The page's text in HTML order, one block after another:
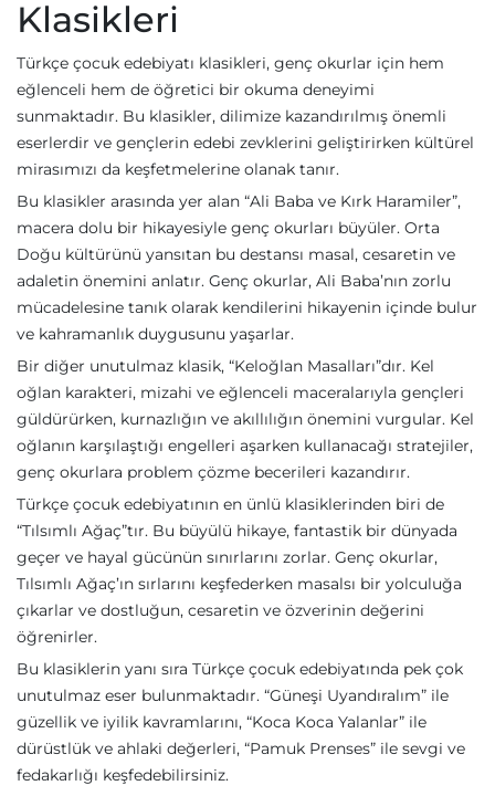
Klasikleri
Türkçe çocuk edebiyatı klasikleri, genç okurlar için hem
eğlenceli hem de öğretici bir okuma deneyimi
sunmaktadır. Bu klasikler, dilimize kazandırılmış önemli
eserlerdir ve gençlerin edebi zevklerini geliştirirken kültürel
mirasımızı da keşfetmelerine olanak tanır.
Bu klasikler arasında yer alan “Ali Baba ve Kırk Haramiler”,
macera dolu bir hikayesiyle genç okurları büyüler. Orta
Doğu kültürünü yansıtan bu destansı masal, cesaretin ve
adaletin önemini anlatır. Genç okurlar, Ali Baba’nın zorlu
mücadelesine tanık olarak kendilerini hikayenin içinde bulur
ve kahramanlık duygusunu yaşarlar.
Bir diğer unutulmaz klasik, “Keloğlan Masalları”dır. Kel
oğlan karakteri, mizahi ve eğlenceli maceralarıyla gençleri
güldürürken, kurnazlığın ve akıllılığın önemini vurgular. Kel
oğlanın karşılaştığı engelleri aşarken kullanacağı stratejiler,
genç okurlara problem çözme becerileri kazandırır.
Türkçe çocuk edebiyatının en ünlü klasiklerinden biri de
“Tılsımlı Ağaç”tır. Bu büyülü hikaye, fantastik bir dünyada
geçer ve hayal gücünün sınırlarını zorlar. Genç okurlar,
Tılsımlı Ağaç’ın sırlarını keşfederken masalsı bir yolculuğa
çıkarlar ve dostluğun, cesaretin ve özverinin değerini
öğrenirler.
Bu klasiklerin yanı sıra Türkçe çocuk edebiyatında pek çok
unutulmaz eser bulunmaktadır. “Güneşi Uyandıralım” ile
güzellik ve iyilik kavramlarını, “Koca Koca Yalanlar” ile
dürüstlük ve ahlaki değerleri, “Pamuk Prenses” ile sevgi ve
fedakarlığı keşfedebilirsiniz.